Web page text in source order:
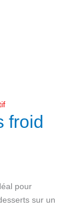
froid
pour
sur un